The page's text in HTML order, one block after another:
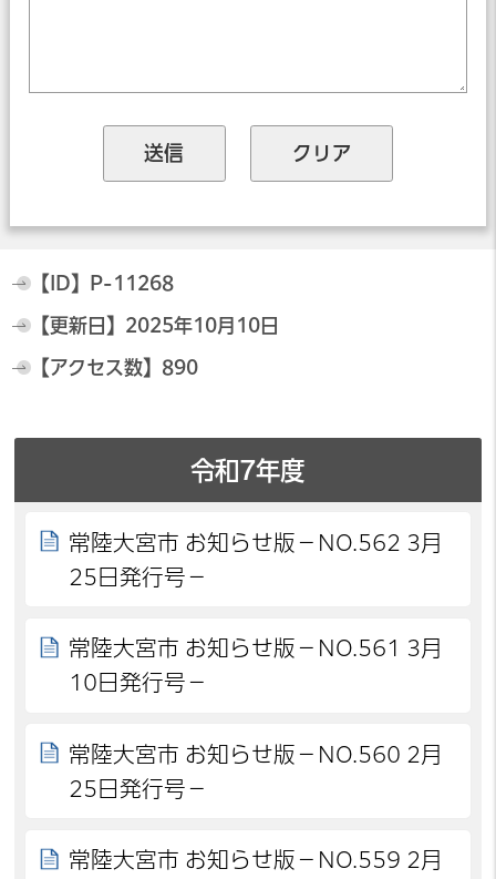
【ID】 P-11268
【更新日】 2025年10月10日
【アクセス数】 890
令和7年度
常陸大宮市 お知らせ版－NO.562 3月
25日発行号－
常陸大宮市 お知らせ版－NO.561 3月
10日発行号－
常陸大宮市 お知らせ版－NO.560 2月
25日発行号－
常陸大宮市 お知らせ版－NO.559 2月